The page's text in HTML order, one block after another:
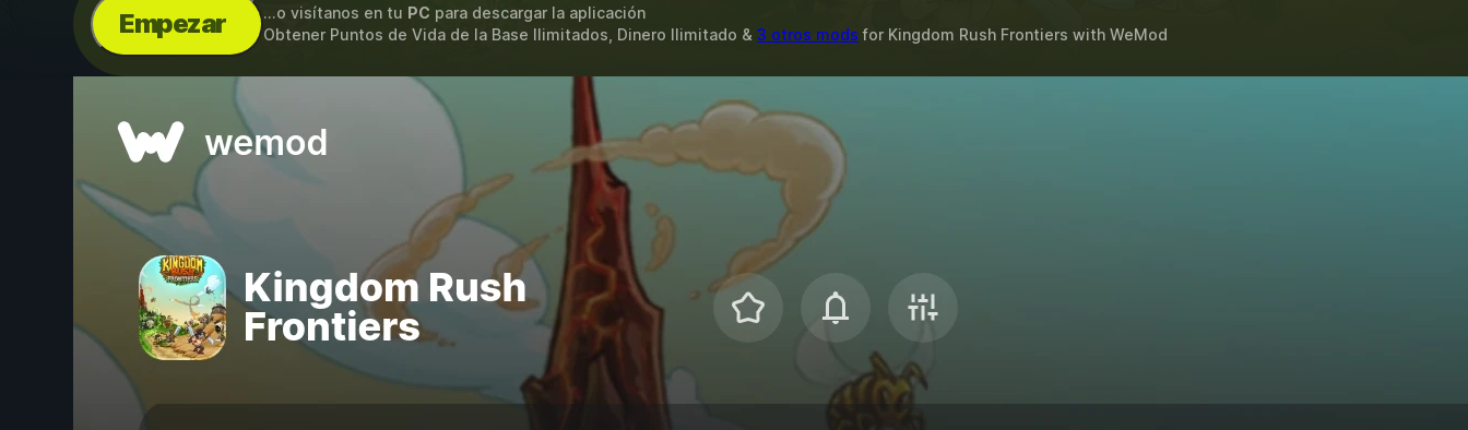
Empezar ...o visítanos en tu PC para descargar la aplicación
Obtener Puntos de Vida de la Base Ilimitados, Dinero Ilimitado & 3 otros mods for Kingdom Rush Frontiers with WeMod